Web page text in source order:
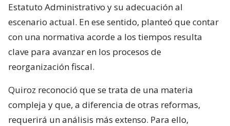
Estatuto Administrativo y su adecuación al
escenario actual. En ese sentido, planteó que contar
con una normativa acorde a los tiempos resulta
clave para avanzar en los procesos de
reorganización fiscal.
Quiroz reconoció que se trata de una materia
compleja y que, a diferencia de otras reformas,
requerirá un análisis más extenso. Para ello,